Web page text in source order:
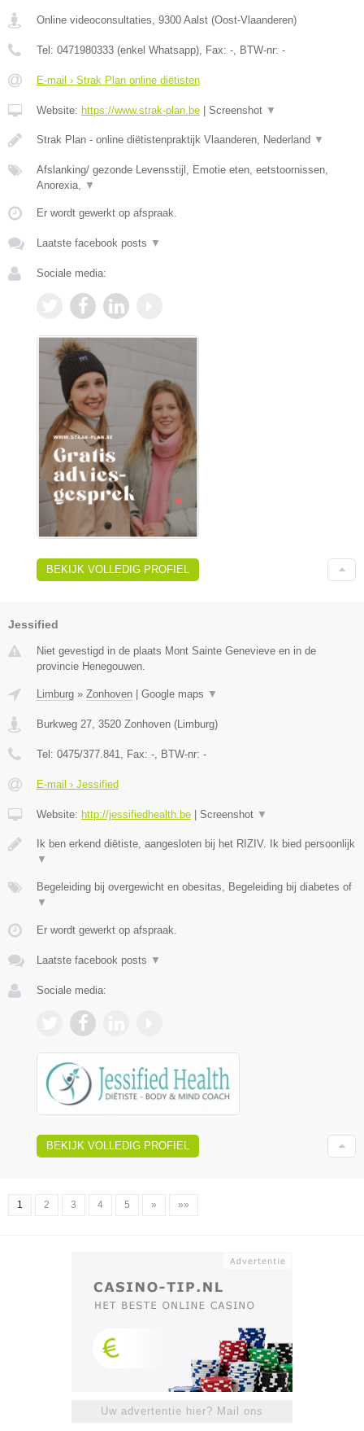
Online videoconsultaties, 9300 Aalst (Oost-Vlaanderen)
Tel: 0471980333 (enkel Whatsapp), Fax: -, BTW-nr: -
E-mail › Strak Plan online diëtisten
Website: https://www.strak-plan.be Screenshot ▼
Strak Plan - online diëtistenpraktijk Vlaanderen, Nederland ▼
Afslanking/ gezonde Levensstijl, Emotie eten, eetstoornissen,
Anorexia, ▼
Er wordt gewerkt op afspraak.
Laatste facebook posts ▼
Sociale media:
BEKIJK VOLLEDIG PROFIEL
Jessified
Niet gevestigd in de plaats Mont Sainte Genevieve en in de
provincie Henegouwen.
Limburg » Zonhoven | Google maps ▼
Burkweg 27 3520 Zonhoven (Limburg)
Tel: 0475/377.841 , Fax: - , BTW-nr: -
E-mail › Jessified
Website: http://jessifiedhealth.be | Screenshot ▼
Ik ben erkend diëtiste, aangesloten bij het RIZIV. Ik bied persoonlijk
▼
Begeleiding bij overgewicht en obesitas, Begeleiding bij diabetes of
▼
Er wordt gewerkt op afspraak.
Laatste facebook posts ▼
Sociale media:
BEKIJK VOLLEDIG PROFIEL
1 2 3 4 5 » »»
Uw advertentie hier? Mail ons